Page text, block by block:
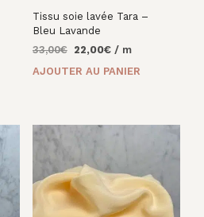
Tissu soie lavée Tara –
Bleu Lavande
33,00€
Le
initial
22,00€Le
actuel
/ m
AJOUTER AU PANIER